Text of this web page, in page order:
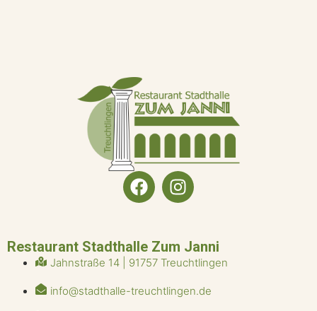
Restaurant Stadthalle Zum Janni
Jahnstraße 14 | 91757 Treuchtlingen
info@stadthalle-treuchtlingen.de